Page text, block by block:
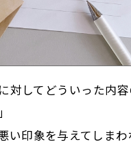
ー活用法
お問い
対してどういった内
い印象を与えてしま